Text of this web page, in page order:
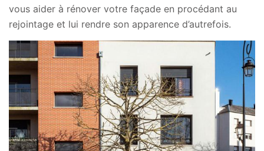
vous aider à rénover votre façade en procédant au
rejointage et lui rendre son apparence d’autrefois.